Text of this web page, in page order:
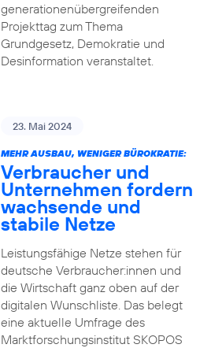
generationenübergreifenden
Projekttag zum Thema
Grundgesetz, Demokratie und
Desinformation veranstaltet.
23. Mai 2024
MEHR AUSBAU, WENIGER BÜROKRATIE:
Verbraucher und
Unternehmen fordern
wachsende und
stabile Netze
Leistungsfähige Netze stehen für
deutsche Verbraucher:innen und
die Wirtschaft ganz oben auf der
digitalen Wunschliste. Das belegt
eine aktuelle Umfrage des
Marktforschungsinstitut SKOPOS